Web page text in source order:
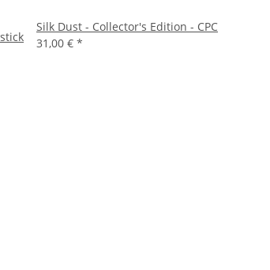
Silk Dust - Collector's Edition - CPC
31,00 € *